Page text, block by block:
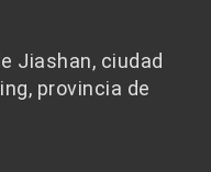
para botellas
Jiashan, ciudad
provincia de